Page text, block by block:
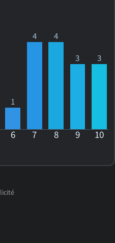
1
4
4
3
3
6 7 8 9 10